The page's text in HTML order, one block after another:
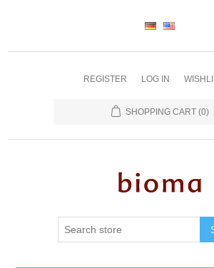
REGISTER LOG IN
SHOPPING CART (0)